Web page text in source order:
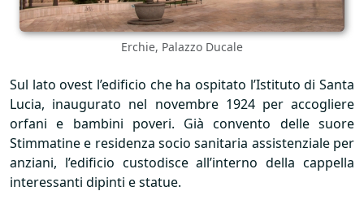
Erchie, Palazzo Ducale
Sul lato ovest l’edificio che ha ospitato l’Istituto di Santa
Lucia, inaugurato nel novembre 1924 per accogliere
orfani e bambini poveri. Già convento delle suore
Stimmatine e residenza socio sanitaria assistenziale per
anziani, l’edificio custodisce all’interno della cappella
interessanti dipinti e statue.